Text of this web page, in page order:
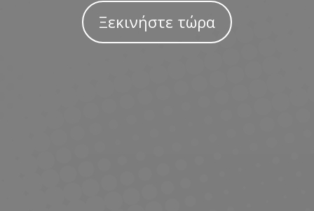
Ξεκινήστε τώρα